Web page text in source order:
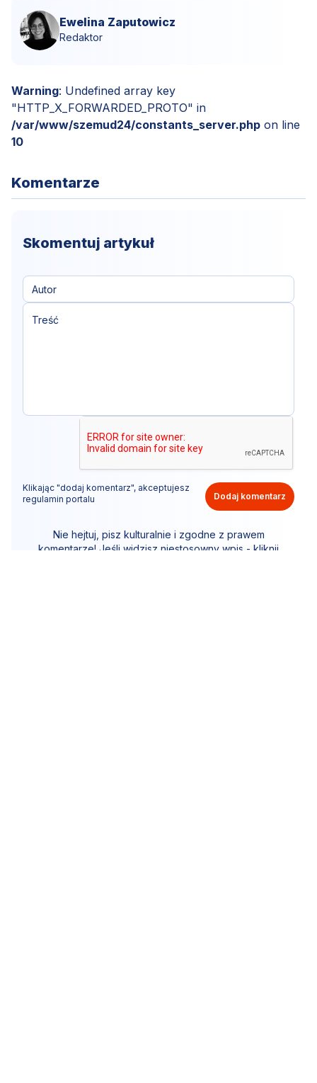
Ewelina Zaputowicz
Redaktor
Warning: Undefined array key
"HTTP_X_FORWARDED_PROTO" in
/var/www/szemud24/constants_server.php on line
10
Komentarze
Skomentuj artykuł
Klikając "dodaj komentarz", akceptujesz
regulamin portalu
Dodaj komentarz
Nie hejtuj, pisz kulturalnie i zgodne z prawem
komentarze! Jeśli widzisz niestosowny wpis - kliknij